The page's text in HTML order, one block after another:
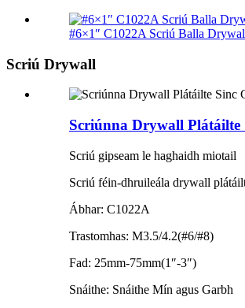
#6×1″ C1022A Scriú Balla
Scriú Drywall
Scriúnna Drywall Plátáilte
Scriú gipseam le haghaidh miotail
Scriú féin-dhruileála drywall
Ábhar: C1022A
Trastomhas: M3.5/4.2(#6/#8)
Fad: 25mm-75mm(1″-3″)
Snáithe: Snáithe Mín agus Garbh